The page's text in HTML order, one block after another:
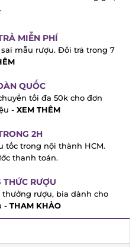
MIỄN PHÍ
mẫu rượu. Đổi trả trong
QUỐC
tối đa 50k cho đơn
-
XEM THÊM
2H
tốc trong nội thành HCM.
thanh toán.
THỨC RƯỢU
rượu, bia dành cho
THAM KHẢO